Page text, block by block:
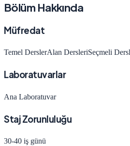
Bölüm Hakkında
Müfredat
Temel DerslerAlan DersleriSeçmeli
Laboratuvarlar
Ana Laboratuvar
Staj Zorunluluğu
30-40 iş günü